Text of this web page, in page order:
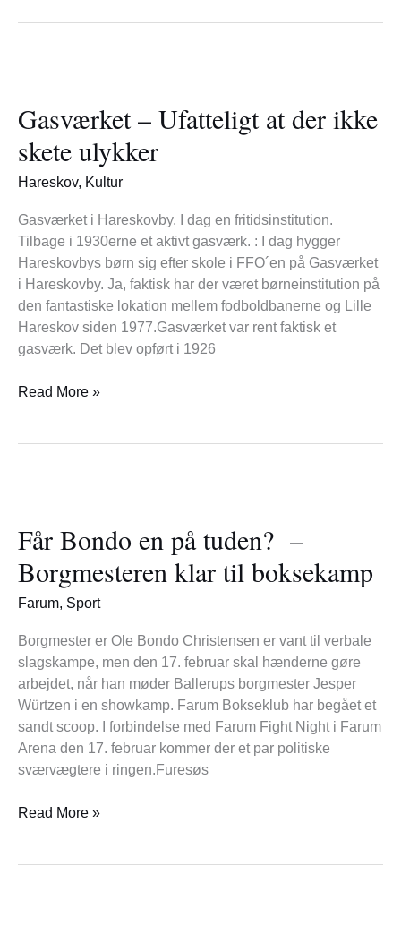
Gasværket – Ufatteligt at der ikke
skete ulykker
Hareskov, Kultur
Gasværket i Hareskovby. I dag en fritidsinstitution.
Tilbage i 1930erne et aktivt gasværk. : I dag hygger
Hareskovbys børn sig efter skole i FFO´en på Gasværket
i Hareskovby. Ja, faktisk har der været børneinstitution på
den fantastiske lokation mellem fodboldbanerne og Lille
Hareskov siden 1977.Gasværket var rent faktisk et
gasværk. Det blev opført i 1926
Ufatteligt
at
der
ikke
ulykker
Read More »
Får Bondo en på tuden? –
Borgmesteren klar til boksekamp
Farum, Sport
Borgmester er Ole Bondo Christensen er vant til verbale
slagskampe, men den 17. februar skal hænderne gøre
arbejdet, når han møder Ballerups borgmester Jesper
Würtzen i en showkamp. Farum Bokseklub har begået et
sandt scoop. I forbindelse med Farum Fight Night i Farum
Arena den 17. februar kommer der et par politiske
sværvægtere i ringen.Furesøs
en
på
tuden?
–
klar
til
boksekamp
Read More »